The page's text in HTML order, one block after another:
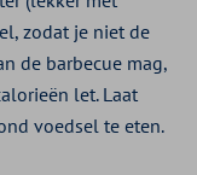
zodat je niet de
de barbecue mag,
let. Laat
voedsel te eten.